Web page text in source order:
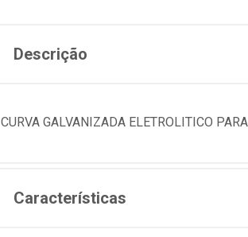
Descrição
CURVA GALVANIZADA ELETROLITICO
Características